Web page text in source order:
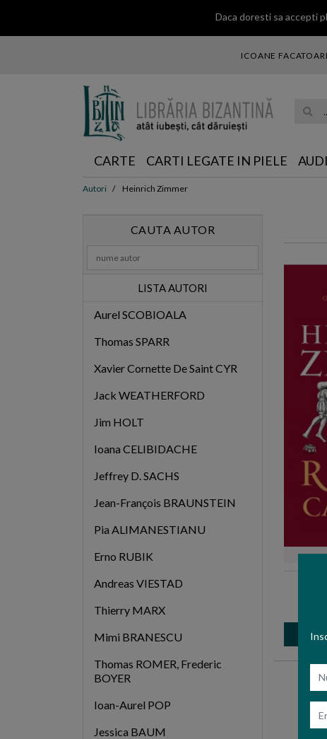
Daca doresti sa accepti
ICOANE
CARTE CARTI LEGATE IN PIELE
Autori Heinrich Zimmer
CAUTA AUTOR
LISTA AUTORI
Aurel SCOBIOALA
Thomas SPARR
Xavier Cornette De Saint CYR
Jack WEATHERFORD
Jim HOLT
Ioana CELIBIDACHE
Jeffrey D. SACHS
Jean-François BRAUNSTEIN
Pia ALIMANESTIANU
Erno RUBIK
Andreas VIESTAD
Thierry MARX
Mimi BRANESCU
Thomas ROMER, Frederic
BOYER
Ioan-Aurel POP
Jessica BAUM